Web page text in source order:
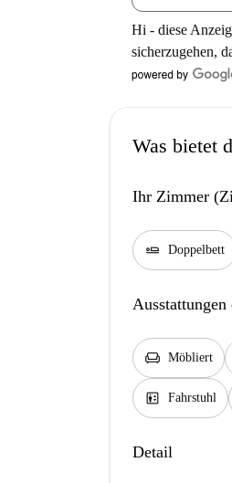
Hi - diese
sicherzugehen,
Was bietet
Ihr Zimmer
airline_seat_flat Doppelbett
chair Möbliert
elevator Fahrstuhl
Detail